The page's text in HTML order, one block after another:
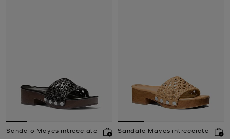
Sandalo Mayes intrecciato
Sandalo Mayes intrecciato